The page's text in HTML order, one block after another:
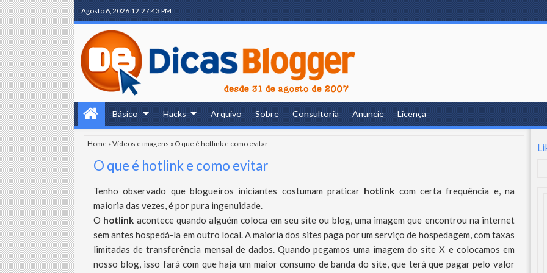
Agosto 6, 2026 12:27:44 PM
Básico Hacks Arquivo Sobre Consultoria Anuncie Licença
Home »Vídeos e imagens » O que é hotlink e como evitar
O que é hotlink e como evitar
Tenho observado que blogueiros iniciantes costumam praticar hotlink com certa frequência e, na
maioria das vezes, é por pura ingenuidade.
O hotlink acontece quando alguém coloca em seu site ou blog, uma imagem que encontrou na internet
sem antes hospedá-la em outro local. A maioria dos sites paga por um serviço de hospedagem, com taxas
limitadas de transferência mensal de dados. Quando pegamos uma imagem do site X e colocamos em
nosso blog, isso fará com que haja um maior consumo de banda do site, que terá que pagar pelo valor